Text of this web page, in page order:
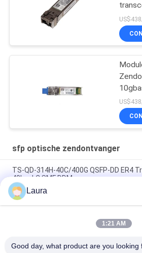
SFP-
SFP
sfp optische zendontvanger
TS-QD-314H-40C/400G QSFP-DD ER4
40km LC SMF DDM
SFP-10G-LR-C, Huawei SFP+ optische
10 km, LC
SFP-10G-SR, Cisco SFP+-
Laura
1:21 AM
Good day, what product are you looking